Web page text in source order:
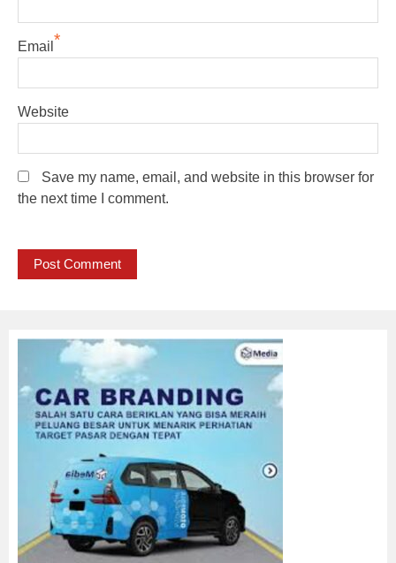
Email *
Website
Save my name, email, and website in this browser for
the next time I comment.